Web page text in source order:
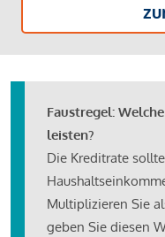
Faustregel:
leisten?
Die Kreditrate
Multiplizieren Sie
geben Sie diesen